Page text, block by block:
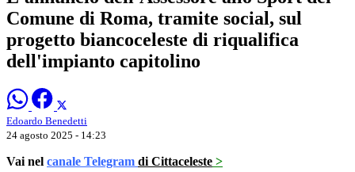
Comune di Roma, tramite social, sul
progetto biancoceleste di riqualifica
dell'impianto capitolino
Edoardo Benedetti
24 agosto 2025 - 14:23
Vai nel canale Telegram di Cittaceleste >